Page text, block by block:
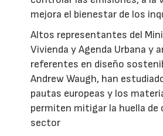
mejora el bienestar de los
Altos representantes del
Vivienda y Agenda Urbana y
referentes en diseño
Andrew Waugh, han
pautas europeas y los
permiten mitigar la huella de
sector